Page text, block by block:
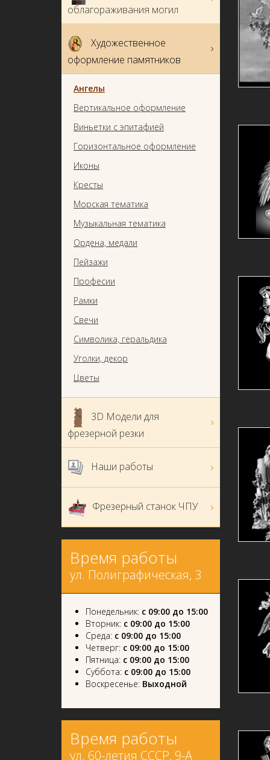
облагораживания могил
Художественное
оформление памятников
Ангелы
Вертикальное оформление
Виньетки с эпитафией
Горизонтальное оформление
Иконы
Кресты
Морская тематика
Музыкальная тематика
Ордена, медали
Пейзажи
Професии
Рамки
Свечи
Символика, геральдика
Уголки, декор
Цветы
3D Модели для
фрезерной резки
Наши работы
Фрезерный станок ЧПУ
Время работы
ул. Полиграфическая, 3
Понедельник: с 09:00 до 15:00
Вторник: с 09:00 до 15:00
Среда: с 09:00 до 15:00
Четверг: с 09:00 до 15:00
Пятница: с 09:00 до 15:00
Суббота: с 09:00 до 15:00
Воскресенье: Выходной
Время работы
ул. 60-летия СССР, 9-А